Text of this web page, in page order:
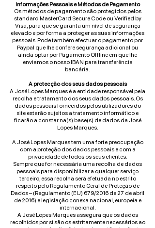
Informações Pessoais e Métodos de Pagamento
Os métodos de pagamento são protegidos pelos
standard MasterCard Secure Code ou Verified by
Visa, para que se garanta um nível de segurança
elevado e por forma a proteger as suas informações
pessoais. Pode também efectuar o pagamento por
Paypal que lhe confere segurança adicional ou
ainda optar por Pagamento Offline em que lhe
enviamos o nosso IBAN para transferência
bancária.
A protecção dos seus dados pessoais
A José Lopes Marques é a entidade responsável pela
recolha e tratamento dos seus dados pessoais. Os
dados pessoais fornecidos pelos utilizadores do
site estarão sujeitos a tratamento informático e
ficarão a constar na(s) base(s) de dados da José
Lopes Marques.
A José Lopes Marques tem uma forte preocupação
com a proteção dos dados pessoais e com a
privacidade de todos os seus clientes.
Sempre que for necessária uma recolha de dados
pessoais para disponibilizar a qualquer serviço
terceiro, essa recolha será efetuada no estrito
respeito pelo Regulamento Geral de Proteção de
Dados – (Regulamento (EU) 679/2016 de 27 de abril
de 2016) e legislação conexa nacional, europeia e
internacional.
A José Lopes Marques assegura que os dados
recolhidos por si são os estritamente necessários ao